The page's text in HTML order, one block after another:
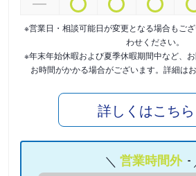
※営業日・相談可能日が変更となる場合もご
わせください。
※年末年始休暇および夏季休暇期間中など、
お時間がかかる場合がございます。詳細は
詳しくはこちら
営業時間外 -